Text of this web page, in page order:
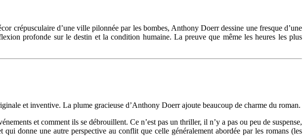
crépusculaire d’une ville pilonnée par les bombes, Anthony Doerr dessine une fresque d’une
profonde sur le destin et la condition humaine. La preuve que même les heures les plus
et inventive. La plume gracieuse d’Anthony Doerr ajoute beaucoup de charme du roman.
et comment ils se débrouillent. Ce n’est pas un thriller, il n’y a pas ou peu de suspense,
donne une autre perspective au conflit que celle généralement abordée par les romans (les